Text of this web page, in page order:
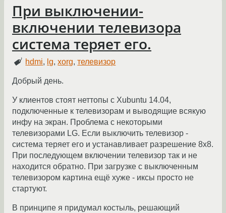
При выключении-
включении телевизора
система теряет его.
hdmi, lg,xorg,телевизор
Добрый день.
У клиентов стоят неттопы с Xubuntu 14.04,
подключенные к телевизорам и выводящие всякую
инфу на экран. Проблема с некоторыми
телевизорами LG. Если выключить телевизор -
система теряет его и устанавливает разрешение 8x8.
При последующем включении телевизор так и не
находится обратно. При загрузке с выключенным
телевизором картина ещё хуже - иксы просто не
стартуют.
В принципе я придумал костыль, решающий